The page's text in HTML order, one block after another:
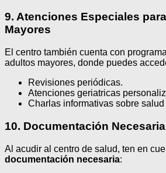
9. Atenciones Especiales
Mayores
El centro también cuenta con
adultos mayores, donde puedes
Revisiones periódicas.
Atenciones geriatricas
Charlas informativas sobre salud
10. Documentación Necesaria
Al acudir al centro de salud, ten en
documentación necesaria: